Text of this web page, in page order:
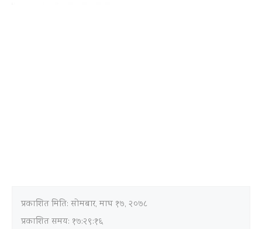
प्रकाशित मिति: सोमबार, माघ १७, २०७८
प्रकाशित समय: १७:२९:१६